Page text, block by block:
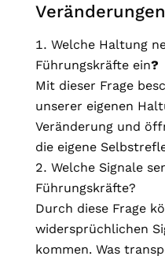
Veränderungen
Welche Haltung
Führungskräfte ein?
Mit dieser Frage
unserer eigenen
Veränderung und
die eigene
Welche Signale
Führungskräfte?
Durch diese Frage
widersprüchlichen
kommen. Was